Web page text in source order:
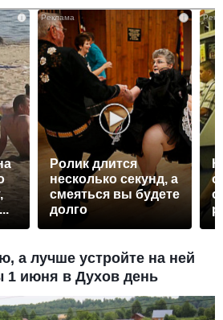
i
Ролик длится
несколько секунд, а
смеяться вы будете
долго
а лучше устройте на ней
1 июня в Духов день